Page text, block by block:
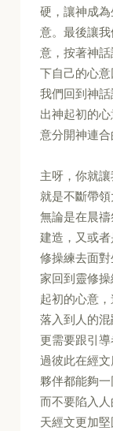
硬，讓神成
意。最後讓
意，按著神
下自己的心
我們回到神
出神起初的
意分開神連合
主呀，你就
就是不斷帶
無論是在晨
建造，又或
修操練去面
家回到靈修
起初的心意
落入到人的
更需要跟引
過彼此在經
夥伴都能夠
而不要陷入
天經文更加